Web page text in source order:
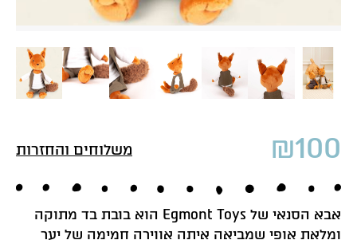
₪100 משלוחים והחזרות
אבא הסנאי של Egmont Toys הוא בובת בד מתוקה
ומלאת אופי שמביאה איתה אווירה חמימה של יער